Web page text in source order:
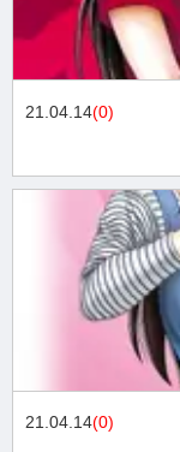
21.04.14(0)
21.04.14(0)